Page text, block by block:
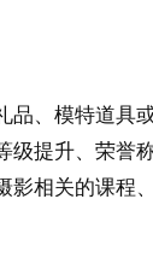
、模特道具
提升、荣誉
相关的课程